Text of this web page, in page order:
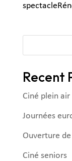
Recent
Ciné plein air
Journées
Ouverture
Ciné seniors